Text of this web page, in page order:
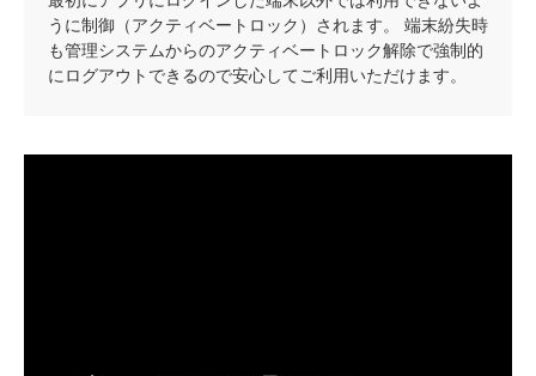
うに制御（アクティベートロック）されます。 端末紛失時
も管理システムからのアクティベートロック解除で強制的
にログアウトできるので安心してご利用いただけます。